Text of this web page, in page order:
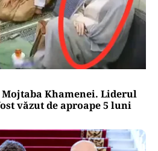
Khamenei. Liderul
văzut de aproape 5 luni